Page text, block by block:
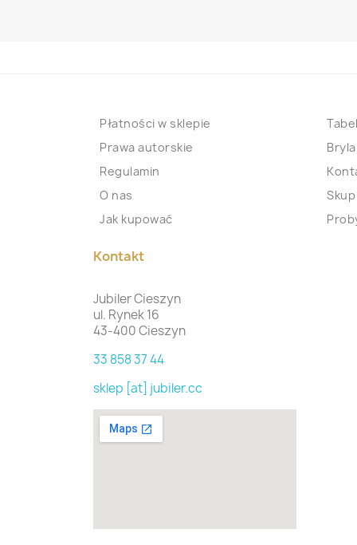
Płatności w sklepie
Prawa autorskie
Regulamin
O nas
Jak kupować
Kontakt
Jubiler Cieszyn
ul. Rynek 16
43-400 Cieszyn
33 858 37 44
sklep [at] jubiler.cc